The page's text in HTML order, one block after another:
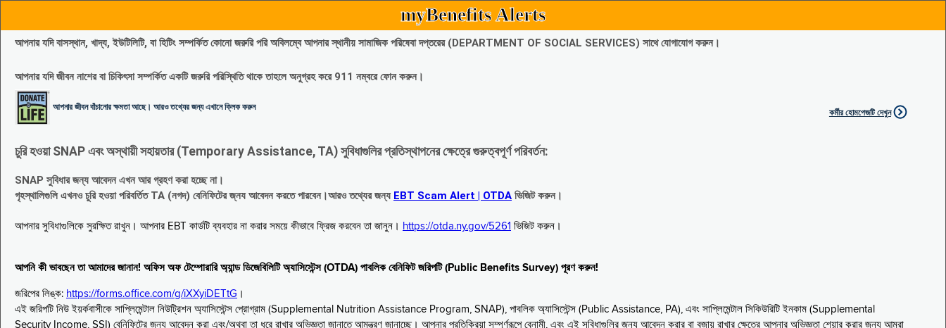
myBenefits Alerts
আপনার যদি বাসস্থান, খাদ্য, ইউটিলিটি, বা হিটিং সম্পর্কিত কোনো জরুরি পরি অবিলম্বে আপনার স্থানীয় সামাজিক পরিষেবা দপ্তরের (DEPARTMENT OF SOCIAL SERVICES) সাথে যোগাযোগ করুন।
আপনার যদি জীবন নাশের বা চিকিৎসা সম্পর্কিত একটি জরুরি পরিস্থিতি থাকে তাহলে অনুগ্রহ করে 911 নম্বরে ফোন করুন।
আপনার জীবন বাঁচানোর ক্ষমতা আছে। আরও তথ্যের জন্য এখানে ক্লিক করুন
কর্মীর হোমপেজটি দেখুন
চুরি হওয়া SNAP এবং অস্থায়ী সহায়তার (Temporary Assistance, TA) সুবিধাগুলির প্রতিস্থাপনের ক্ষেত্রে গুরুত্বপূর্ণ পরিবর্তন:
SNAP সুবিধার জন্য আবেদন এখন আর গ্রহণ করা হচ্ছে না।
গৃহস্থালিগুলি এখনও চুরি হওয়া পরিবর্তিত TA (নগদ) বেনিফিটের জ্নয আবেদন করতে পারবেন।আরও তথ্যের জন্য EBT Scam Alert | OTDA ভিজিট করুন।
আপনার সুবিধাগুলিকে সুরক্ষিত রাখুন। আপনার EBT কার্ডটি ব্যবহার না করার সময়ে কীভাবে ফ্রিজ করবেন তা জানুন। https://otda.ny.gov/5261 ভিজিট করুন।
আপনি কী ভাবছেন তা আমাদের জানান! অফিস অফ টেম্পোরারি অ্যান্ড ডিজেবিলিটি অ্যাসিস্টেন্স (OTDA) পাবলিক বেনিফিট জরিপটি (Public Benefits Survey) পূরণ করুন!
জরিপের লিঙ্ক: https://forms.office.com/g/iXXyiDETtG ।
এই জরিপটি নিউ ইয়র্কবাসীকে সাপ্লিমেন্টাল নিউট্রিশন অ্যাসিস্টেন্স প্রোগ্রাম (Supplemental Nutrition Assistance Program, SNAP), পাবলিক অ্যাসিস্টেন্স (Public Assistance, PA), এবং সাপ্লিমেন্টাল সিকিউরিটি ইনকাম (Supplemental
Security Income, SSI) বেনিফিটের জন্য আবেদন করা এবং/অথবা তা ধরে রাখার অভিজ্ঞতা জানাতে আমন্ত্রণ জানাচ্ছে। আপনার প্রতিক্রিয়া সম্পূর্ণরূপে বেনামী, এবং এই সুবিধাগুলির জন্য আবেদন করার বা বজায় রাখার ক্ষেত্রে আপনার অভিজ্ঞতা শেয়ার করার জন্য আমরা